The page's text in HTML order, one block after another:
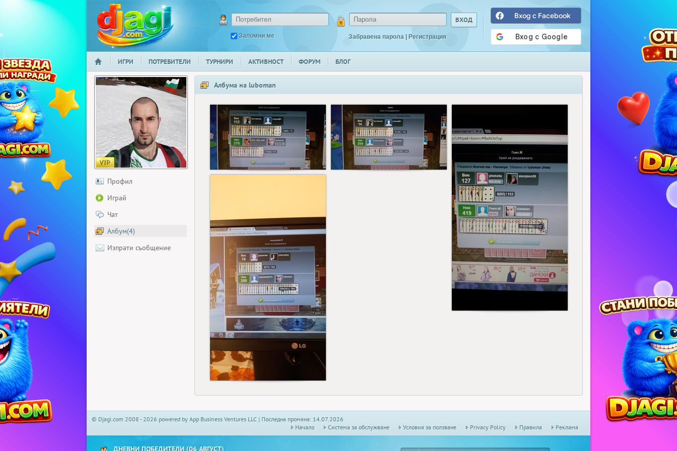
djagi.com
Запомни ме Забравена парола | Регистрация
Вход с Facebook
НАЧАЛО
ИГРИ ПОТРЕБИТЕЛИ ТУРНИРИ АКТИВНОСТ ФОРУМ БЛОГ
Профил
Играй
Чат
Албум(4)
Изпрати съобщение
Албума на luboman
14 11
14
© Djagi.com 2008 - 2026 powered by App Business Ventures LLC | Последна промяна: 14.07.2026
Начало
Системa за обслужване Условия за ползване Privacy Policy Правила Реклама
ДНЕВНИ ПОБЕДИТЕЛИ (06 АВГУСТ)